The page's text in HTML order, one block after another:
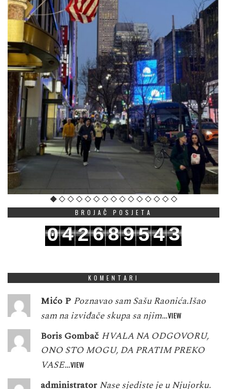
BROJAČ POSJETA
042689543
KOMENTARI
Mićo P Poznavao sam Sašu Raonića.Išao
sam na izviđače skupa sa njim…VIEW
Boris Gombač HVALA NA ODGOVORU,
ONO STO MOGU, DA PRATIM PREKO
VASE…VIEW
administrator Nase sjediste je u Njujorku.